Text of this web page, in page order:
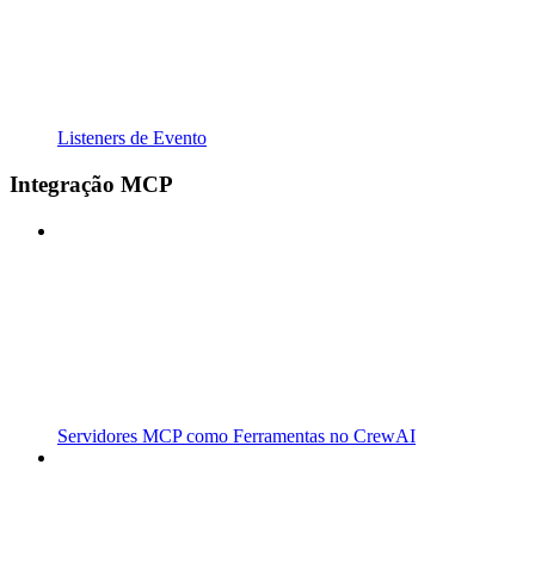
Listeners de Evento
Integração MCP
Servidores MCP como Ferramentas no CrewAI